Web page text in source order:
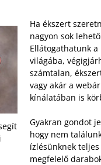
Ha ékszert
nagyon sok
Ellátogathatunk a
világába,
számtalan,
vagy akár a
kínálatában is
Gyakran gondot
hogy nem
ízlésünknek
megfelelő